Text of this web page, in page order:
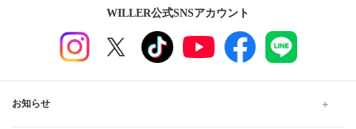
WILLER公式SNSアカウント
お知らせ